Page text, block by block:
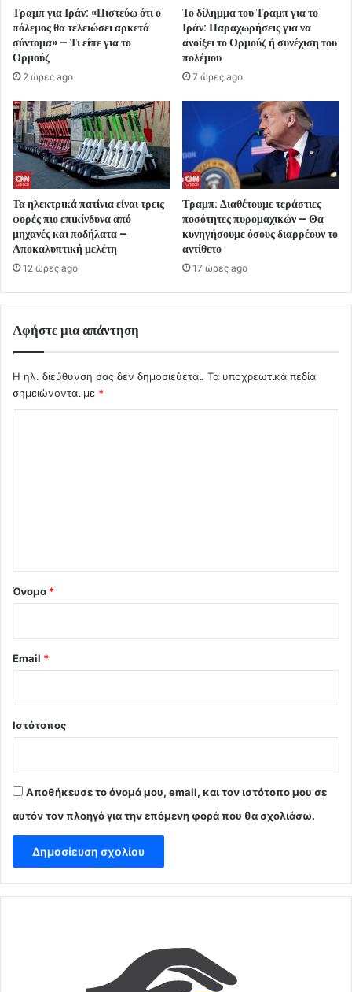
Τραμπ για Ιράν: «Πιστεύω ότι ο
πόλεμος θα τελειώσει αρκετά
σύντομα» – Τι είπε για το
Ορμούζ
2 ώρες ago
Το δίλημμα του Τραμπ για το
Ιράν: Παραχωρήσεις για να
ανοίξει το Ορμούζ ή συνέχιση του
πολέμου
7 ώρες ago
Τα ηλεκτρικά πατίνια είναι τρεις
φορές πιο επικίνδυνα από
μηχανές και ποδήλατα –
Αποκαλυπτική μελέτη
12 ώρες ago
Τραμπ: Διαθέτουμε τεράστιες
ποσότητες πυρομαχικών – Θα
κυνηγήσουμε όσους διαρρέουν το
αντίθετο
17 ώρες ago
Αφήστε μια απάντηση
Η ηλ. διεύθυνση σας δεν δημοσιεύεται. Τα υποχρεωτικά πεδία
σημειώνονται με *
Όνομα *
Email *
Ιστότοπος
Αποθήκευσε το όνομά μου, email, και τον ιστότοπο μου σε
αυτόν τον πλοηγό για την επόμενη φορά που θα σχολιάσω.